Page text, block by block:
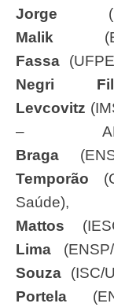
Jorge
Malik
Fassa
Negri
Levcovitz
–
Braga
Temporão
Mattos
Lima
Souza (ISC/
Portela